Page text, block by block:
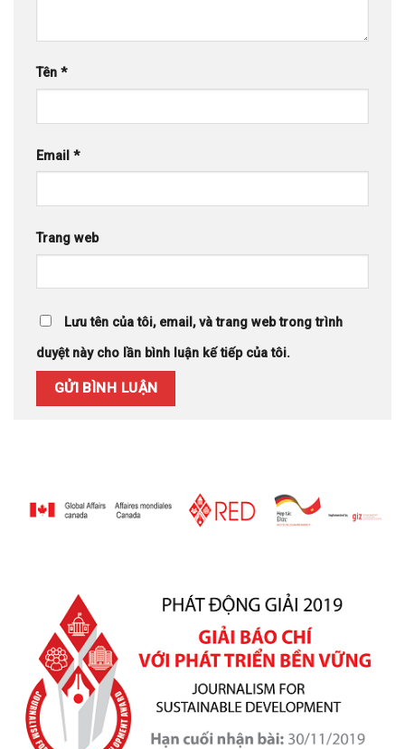
Tên *
Email *
Trang web
Lưu tên của tôi, email, và trang web trong trình
duyệt này cho lần bình luận kế tiếp của tôi.